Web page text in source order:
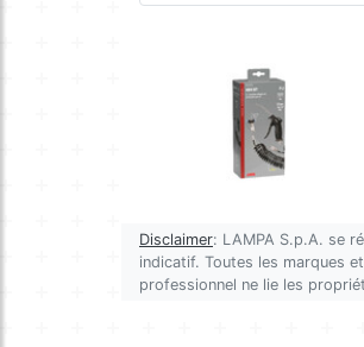
Disclaimer: LAMPA S.p.A. se
indicatif. Toutes les marques
professionnel ne lie les